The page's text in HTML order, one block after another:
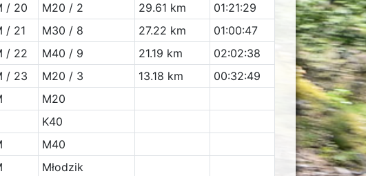
/ 20 M20 / 2 29.61 km
01:21:29
/ 21 M30 / 8 27.22 km
01:00:47
/ 22 M40 / 9 21.19 km
02:02:38
/ 23 M20 / 3 13.18 km
00:32:49
M20
K40
M40
Młodzik